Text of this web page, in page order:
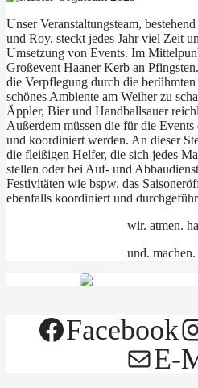
Unser Veranstaltungsteam,
und Roy, steckt jedes Jahr viel Zeit
Umsetzung von Events. Im
Großevent Haaner Kerb an
die Verpflegung durch die
schönes Ambiente am Weiher zu
Äppler, Bier und Handballsauer
Außerdem müssen die für die
und koordiniert werden. An dieser
die fleißigen Helfer, die sich jedes
stellen oder bei Auf- und
Festivitäten wie bspw. das
ebenfalls koordiniert und
wir. atmen.
und. machen.
Facebook
E-